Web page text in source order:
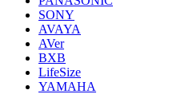
SONY
AVAYA
AVer
BXB
LifeSize
YAMAHA